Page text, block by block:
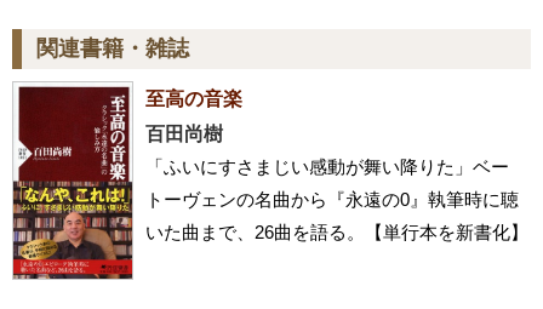
関連書籍・雑誌
至高の音楽
百田尚樹
「ふいにすさまじい感動が舞い降りた」ベー
トーヴェンの名曲から『永遠の0』執筆時に聴
いた曲まで、26曲を語る。【単行本を新書化】